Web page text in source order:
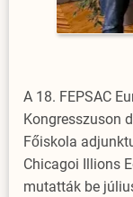
A 18. FEPSAC
Kongresszuson
Főiskola
Chicagoi Illions
mutatták be